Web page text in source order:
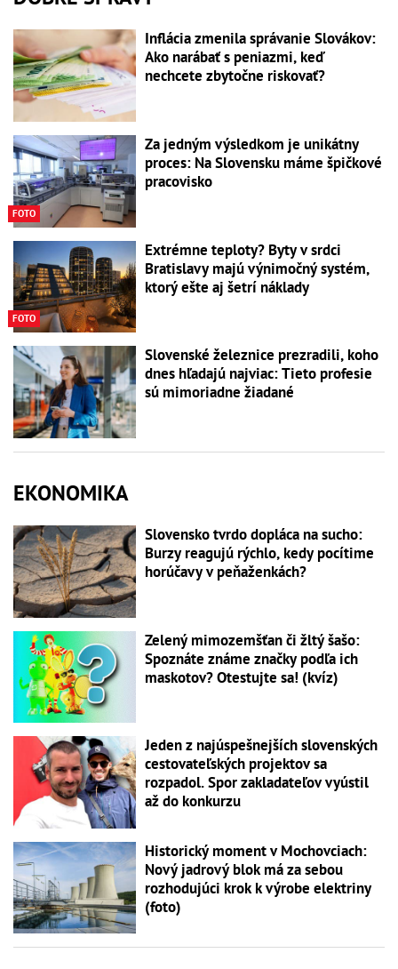
Inflácia zmenila správanie Slovákov:
Ako narábať s peniazmi, keď
nechcete zbytočne riskovať?
FOTO
Za jedným výsledkom je unikátny
proces: Na Slovensku máme špičkové
pracovisko
FOTO
Extrémne teploty? Byty v srdci
Bratislavy majú výnimočný systém,
ktorý ešte aj šetrí náklady
Slovenské železnice prezradili, koho
dnes hľadajú najviac: Tieto profesie
sú mimoriadne žiadané
EKONOMIKA
Slovensko tvrdo dopláca na sucho:
Burzy reagujú rýchlo, kedy pocítime
horúčavy v peňaženkách?
Zelený mimozemšťan či žltý šašo:
Spoznáte známe značky podľa ich
maskotov? Otestujte sa! (kvíz)
Jeden z najúspešnejších slovenských
cestovateľských projektov sa
rozpadol. Spor zakladateľov vyústil
až do konkurzu
Historický moment v Mochovciach:
Nový jadrový blok má za sebou
rozhodujúci krok k výrobe elektriny
(foto)